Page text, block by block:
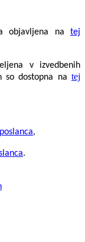
objavljena na tej
v izvedbenih
dostopna na tej
,
.